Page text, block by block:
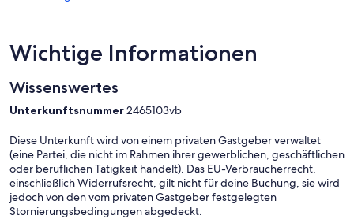
Wichtige Informationen
Wissenswertes
Unterkunftsnummer2465103vb
Diese Unterkunft wird von einem privaten Gastgeber verwaltet
(eine Partei, die nicht im Rahmen ihrer gewerblichen, geschäftlichen
oder beruflichen Tätigkeit handelt). Das EU-Verbraucherrecht,
einschließlich Widerrufsrecht, gilt nicht für deine Buchung, sie wird
jedoch von den vom privaten Gastgeber festgelegten
Stornierungsbedingungen abgedeckt.